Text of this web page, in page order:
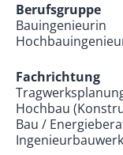
Berufsgruppe
Bauingenieurin
Fachrichtung
Hochbau
Bau /